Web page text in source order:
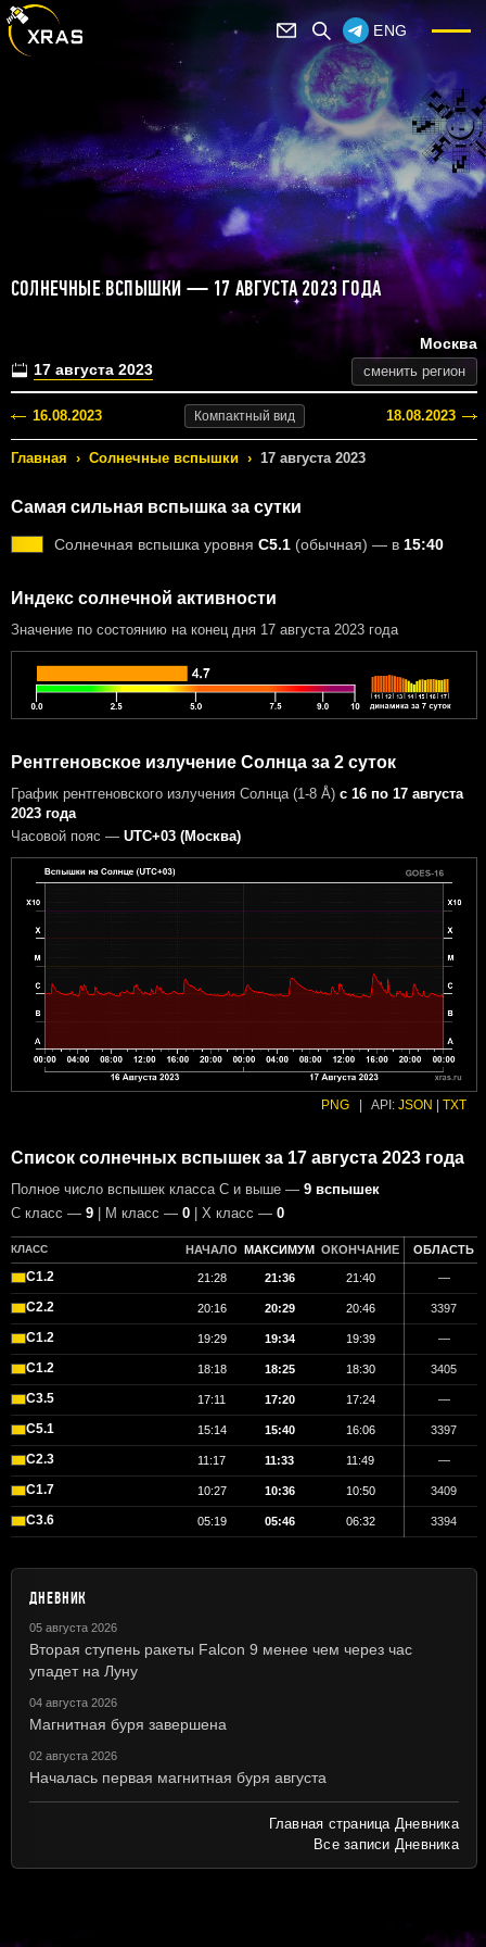
ENG
СОЛНЕЧНЫЕ ВСПЫШКИ — 17 АВГУСТА 2023 ГОДА
17 августа 2023
Москва
сменить регион
16.08.2023 Компактный вид 18.08.2023
Главная › Солнечные вспышки › 17 августа 2023
Самая сильная вспышка за сутки
Солнечная вспышка уровня C5.1 (обычная) — в 15:40
Индекс солнечной активности
Значение по состоянию на конец дня 17 августа 2023 года
Рентгеновское излучение Солнца за 2 суток
График рентгеновского излучения Солнца (1-8 Å) с 16 по 17 августа
2023 года
Часовой пояс — UTC+03 (Москва)
PNG API: JSON TXT
Список солнечных вспышек за 17 августа 2023 года
Полное число вспышек класса C и выше — 9 вспышек
С класс — 9 | М класс — 0 | X класс — 0
КЛАСС НАЧАЛО МАКСИМУМ ОКОНЧАНИЕ ОБЛАСТЬ
C1.2 21:28 21:36 21:40 —
C2.2 20:16 20:29 20:46 3397
C1.2 19:29 19:34 19:39 —
C1.2 18:18 18:25 18:30 3405
C3.5 17:11 17:20 17:24 —
C5.1 15:14 15:40 16:06 3397
C2.3 11:17 11:33 11:49 —
C1.7 10:27 10:36 10:50 3409
C3.6 05:19 05:46 06:32 3394
ДНЕВНИК
05 августа 2026
Вторая ступень ракеты Falcon 9 менее чем через час
упадет на Луну
04 августа 2026
Магнитная буря завершена
02 августа 2026
Началась первая магнитная буря августа
Главная страница Дневника
Все записи Дневника